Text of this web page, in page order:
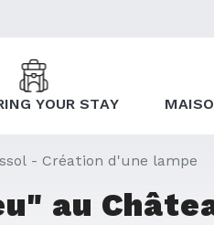
YOUR STAY
- Création d'une lampe
au